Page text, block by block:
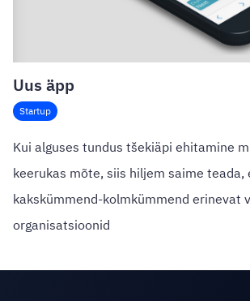
Startup
Uus äpp
Kui alguses tundus tšekiäpi ehitamine
keerukas mõte, siis hiljem saime teada,
kakskümmend-kolmkümmend erinevat
organisatsioonid